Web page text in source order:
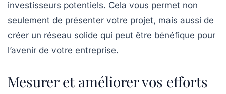
investisseurs potentiels. Cela vous permet non
seulement de présenter votre projet, mais aussi de
créer un réseau solide qui peut être bénéfique pour
l’avenir de votre entreprise.
Mesurer et améliorer vos efforts